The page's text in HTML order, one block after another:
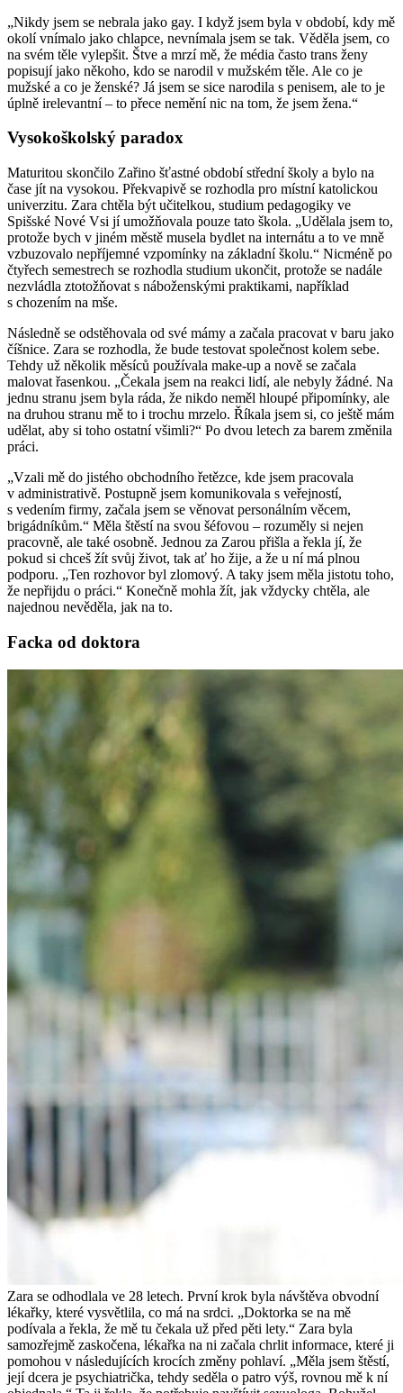
„Nikdy jsem se nebrala jako gay. I když jsem byla v období, kdy mě
okolí vnímalo jako chlapce, nevnímala jsem se tak. Věděla jsem, co
na svém těle vylepšit. Štve a mrzí mě, že média často trans ženy
popisují jako někoho, kdo se narodil v mužském těle. Ale co je
mužské a co je ženské? Já jsem se sice narodila s penisem, ale to je
úplně irelevantní – to přece nemění nic na tom, že jsem žena.“
Vysokoškolský paradox
Maturitou skončilo Zařino šťastné období střední školy a bylo na
čase jít na vysokou. Překvapivě se rozhodla pro místní katolickou
univerzitu. Zara chtěla být učitelkou, studium pedagogiky ve
Spišské Nové Vsi jí umožňovala pouze tato škola. „Udělala jsem to,
protože bych v jiném městě musela bydlet na internátu a to ve mně
vzbuzovalo nepříjemné vzpomínky na základní školu.“ Nicméně po
čtyřech semestrech se rozhodla studium ukončit, protože se nadále
nezvládla ztotožňovat s náboženskými praktikami, například
s chozením na mše.
Následně se odstěhovala od své mámy a začala pracovat v baru jako
číšnice. Zara se rozhodla, že bude testovat společnost kolem sebe.
Tehdy už několik měsíců používala make-up a nově se začala
malovat řasenkou. „Čekala jsem na reakci lidí, ale nebyly žádné. Na
jednu stranu jsem byla ráda, že nikdo neměl hloupé připomínky, ale
na druhou stranu mě to i trochu mrzelo. Říkala jsem si, co ještě mám
udělat, aby si toho ostatní všimli?“ Po dvou letech za barem změnila
práci.
„Vzali mě do jistého obchodního řetězce, kde jsem pracovala
v administrativě. Postupně jsem komunikovala s veřejností,
s vedením firmy, začala jsem se věnovat personálním věcem,
brigádníkům.“ Měla štěstí na svou šéfovou – rozuměly si nejen
pracovně, ale také osobně. Jednou za Zarou přišla a řekla jí, že
pokud si chceš žít svůj život, tak ať ho žije, a že u ní má plnou
podporu. „Ten rozhovor byl zlomový. A taky jsem měla jistotu toho,
že nepřijdu o práci.“ Konečně mohla žít, jak vždycky chtěla, ale
najednou nevěděla, jak na to.
Facka od doktora
Zara se odhodlala ve 28 letech. První krok byla návštěva obvodní
lékařky, které vysvětlila, co má na srdci. „Doktorka se na mě
podívala a řekla, že mě tu čekala už před pěti lety.“ Zara byla
samozřejmě zaskočena, lékařka na ni začala chrlit informace, které ji
pomohou v následujících krocích změny pohlaví. „Měla jsem štěstí,
její dcera je psychiatrička, tehdy seděla o patro výš, rovnou mě k ní